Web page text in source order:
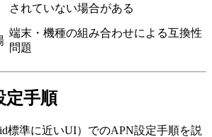
されていない場合がある
端末・機種の組み合わせによる互換性
問題
定手順
標準に近いUI）でのAPN設定手順を説